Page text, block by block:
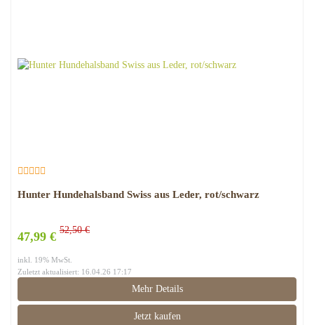
Hunter Hundehalsband Swiss aus Leder, rot/schwarz
47,99 € 52,50 €
inkl. 19% MwSt.
Zuletzt aktualisiert: 16.04.26 17:17
Mehr Details
Jetzt kaufen